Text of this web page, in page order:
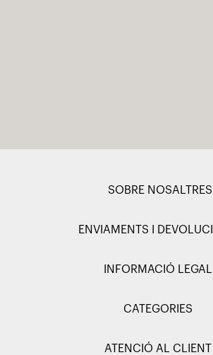
SOBRE NOSALTRES
ENVIAMENTS I
INFORMACIÓ LEGAL
CATEGORIES
ATENCIÓ AL CLIENT